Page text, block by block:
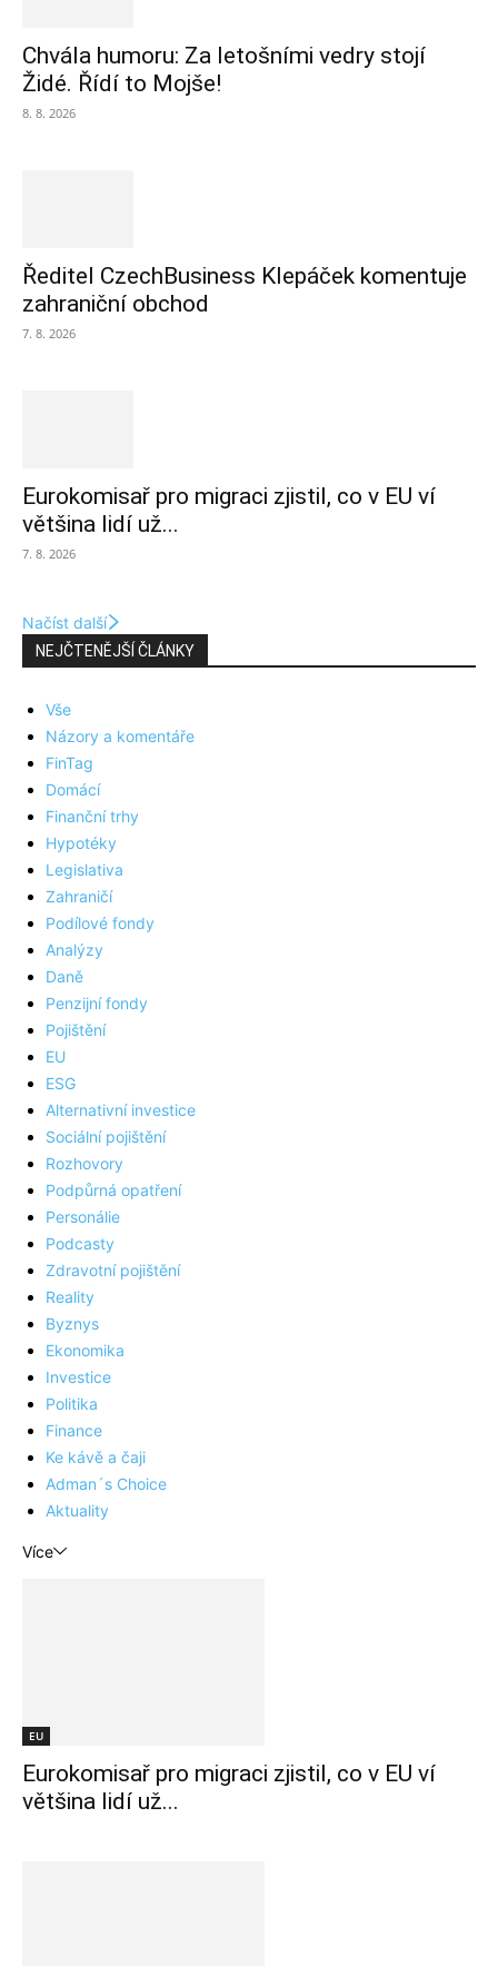
Chvála humoru: Za letošními vedry stojí
Židé. Řídí to Mojše!
8. 8. 2026
Ředitel CzechBusiness Klepáček komentuje
zahraniční obchod
7. 8. 2026
Eurokomisař pro migraci zjistil, co v EU ví
většina lidí už...
7. 8. 2026
Načíst další
NEJČTENĚJŠÍ ČLÁNKY
Vše
Názory a komentáře
FinTag
Domácí
Finanční trhy
Hypotéky
Legislativa
Zahraničí
Podílové fondy
Analýzy
Daně
Penzijní fondy
Pojištění
EU
ESG
Alternativní investice
Sociální pojištění
Rozhovory
Podpůrná opatření
Personálie
Podcasty
Zdravotní pojištění
Reality
Byznys
Ekonomika
Investice
Politika
Finance
Ke kávě a čaji
Adman´s Choice
Aktuality
Více
EU
Eurokomisař pro migraci zjistil, co v EU ví
většina lidí už...